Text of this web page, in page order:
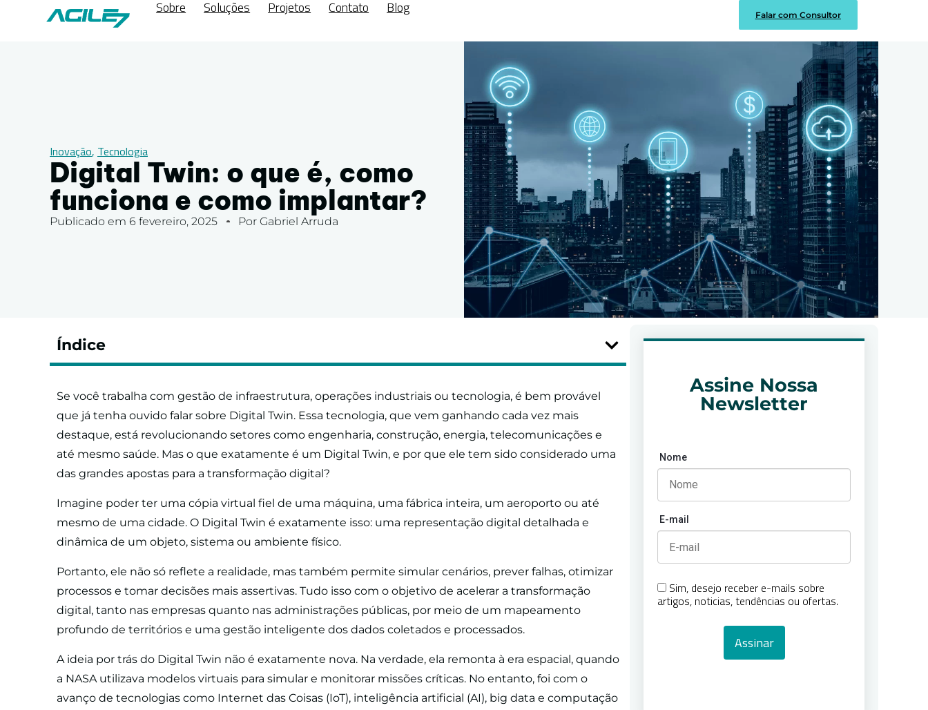
Sobre Soluções Projetos Contato Blog Falar com Consultor
Inovação, Tecnologia
Digital Twin: o que é, como
funciona e como implantar?
Publicado em 6 fevereiro, 2025 Por Gabriel Arruda
Índice
Se você trabalha com gestão de infraestrutura, operações industriais ou tecnologia, é bem provável
que já tenha ouvido falar sobre Digital Twin. Essa tecnologia, que vem ganhando cada vez mais
destaque, está revolucionando setores como engenharia, construção, energia, telecomunicações e
até mesmo saúde. Mas o que exatamente é um Digital Twin, e por que ele tem sido considerado uma
das grandes apostas para a transformação digital?
Imagine poder ter uma cópia virtual fiel de uma máquina, uma fábrica inteira, um aeroporto ou até
mesmo de uma cidade. O Digital Twin é exatamente isso: uma representação digital detalhada e
dinâmica de um objeto, sistema ou ambiente físico.
Portanto, ele não só reflete a realidade, mas também permite simular cenários, prever falhas, otimizar
processos e tomar decisões mais assertivas. Tudo isso com o objetivo de acelerar a transformação
digital, tanto nas empresas quanto nas administrações públicas, por meio de um mapeamento
profundo de territórios e uma gestão inteligente dos dados coletados e processados.
A ideia por trás do Digital Twin não é exatamente nova. Na verdade, ela remonta à era espacial, quando
a NASA utilizava modelos virtuais para simular e monitorar missões críticas. No entanto, foi com o
avanço de tecnologias como Internet das Coisas (IoT), inteligência artificial (AI), big data e computação
Assine Nossa
Newsletter
Nome
E-mail
Sim, desejo receber e-mails sobre
artigos, noticias, tendências ou ofertas.
Assinar